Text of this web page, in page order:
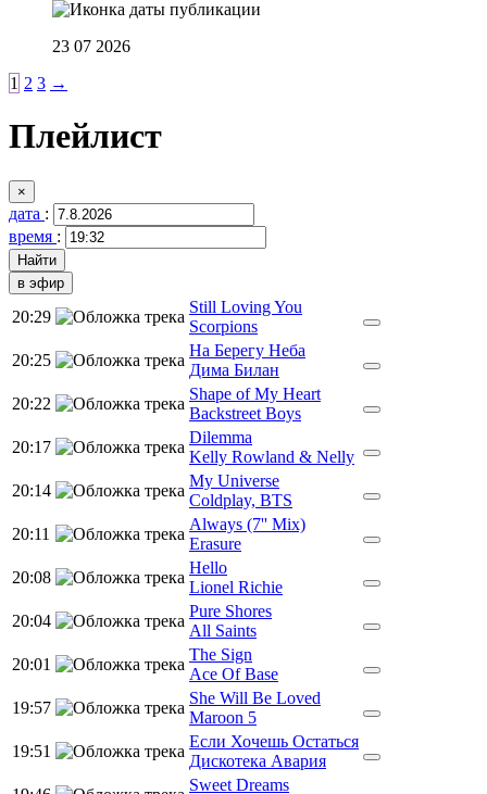
23 07 2026
1 2 3 →
Плейлист
×
дата :
время :
в эфир
20:29
Still Loving You
Scorpions
20:25
На Берегу Неба
Дима Билан
20:22
Shape of My Heart
Backstreet Boys
20:17
Dilemma
Kelly Rowland & Nelly
20:14
My Universe
Coldplay, BTS
20:11
Always (7'' Mix)
Erasure
20:08
Hello
Lionel Richie
20:04
Pure Shores
All Saints
20:01
The Sign
Ace Of Base
19:57
She Will Be Loved
Maroon 5
19:51
Если Хочешь Остаться
Дискотека Авария
Sweet Dreams